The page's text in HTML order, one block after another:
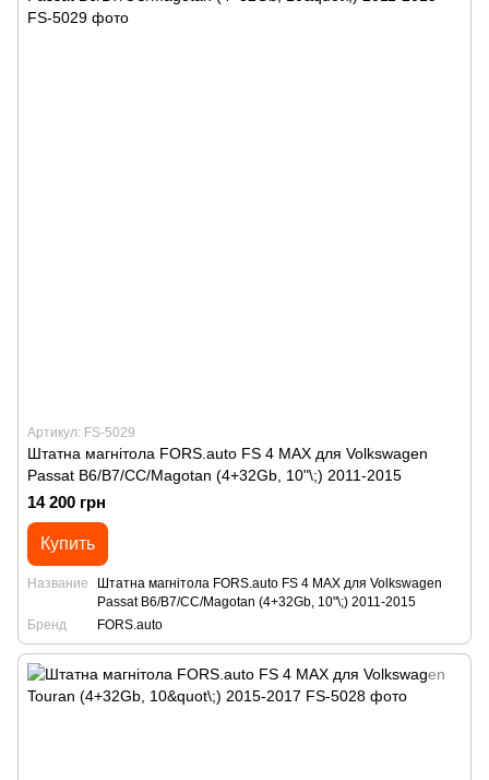
Артикул: FS-5029
Штатна магнітола FORS.auto FS 4 MAX для Volkswagen
Passat B6/B7/CC/Magotan (4+32Gb, 10"\;) 2011-2015
14 200 грн
Купить
Название
Штатна магнітола FORS.auto FS 4 MAX для Volkswagen
Passat B6/B7/CC/Magotan (4+32Gb, 10"\;) 2011-2015
Бренд
FORS.auto